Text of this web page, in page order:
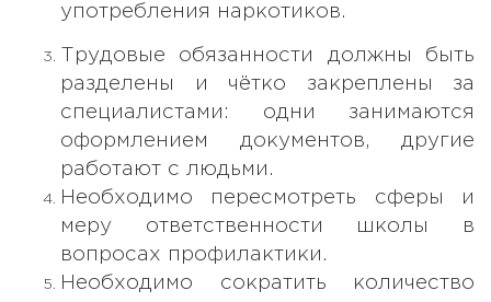
употребления наркотиков.
Трудовые обязанности должны быть
разделены и чётко закреплены за
специалистами: одни занимаются
оформлением документов, другие
работают с людьми.
Необходимо пересмотреть сферы и
меру ответственности школы в
вопросах профилактики.
Необходимо сократить количество